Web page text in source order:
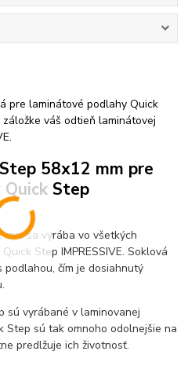
pre laminátové podlahy Quick
záložke váš odtieň laminátovej
58x12 mm pre
Step
sa vyrába vo všetkých
Step IMPRESSIVE. Soklová
čím je dosiahnutý
sú vyrábané v laminovanej
Step sú tak omnoho odolnejšie na
predlžuje ich životnosť.